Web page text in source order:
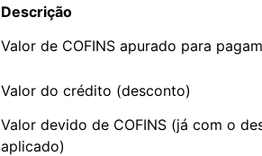
Descrição
Valor de COFINS apurado para
Valor do crédito (desconto)
Valor devido de COFINS (já com o
aplicado)